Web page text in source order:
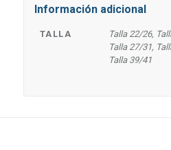
Información adicional
TALLA
Talla 22/26,
Talla 27/31,
Talla 39/41